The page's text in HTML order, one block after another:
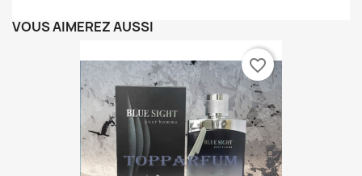
VOUS AIMEREZ AUSSI
favorite_border